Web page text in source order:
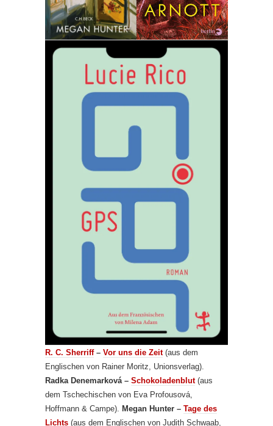
R. C. Sherriff– Vor uns die Zeit(aus dem
Englischen von Rainer Moritz, Unionsverlag).
Radka Denemarková – Schokoladenblut(aus
dem Tschechischen von Eva Profousová,
Hoffmann & Campe). Megan Hunter – Tage des
Lichts (aus dem Englischen von Judith Schwaab,